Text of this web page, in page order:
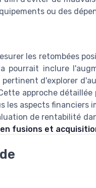
ou des
les retombées
pourrait inclure
d'explorer
approche
aspects financiers
de rentabilité
fusions et